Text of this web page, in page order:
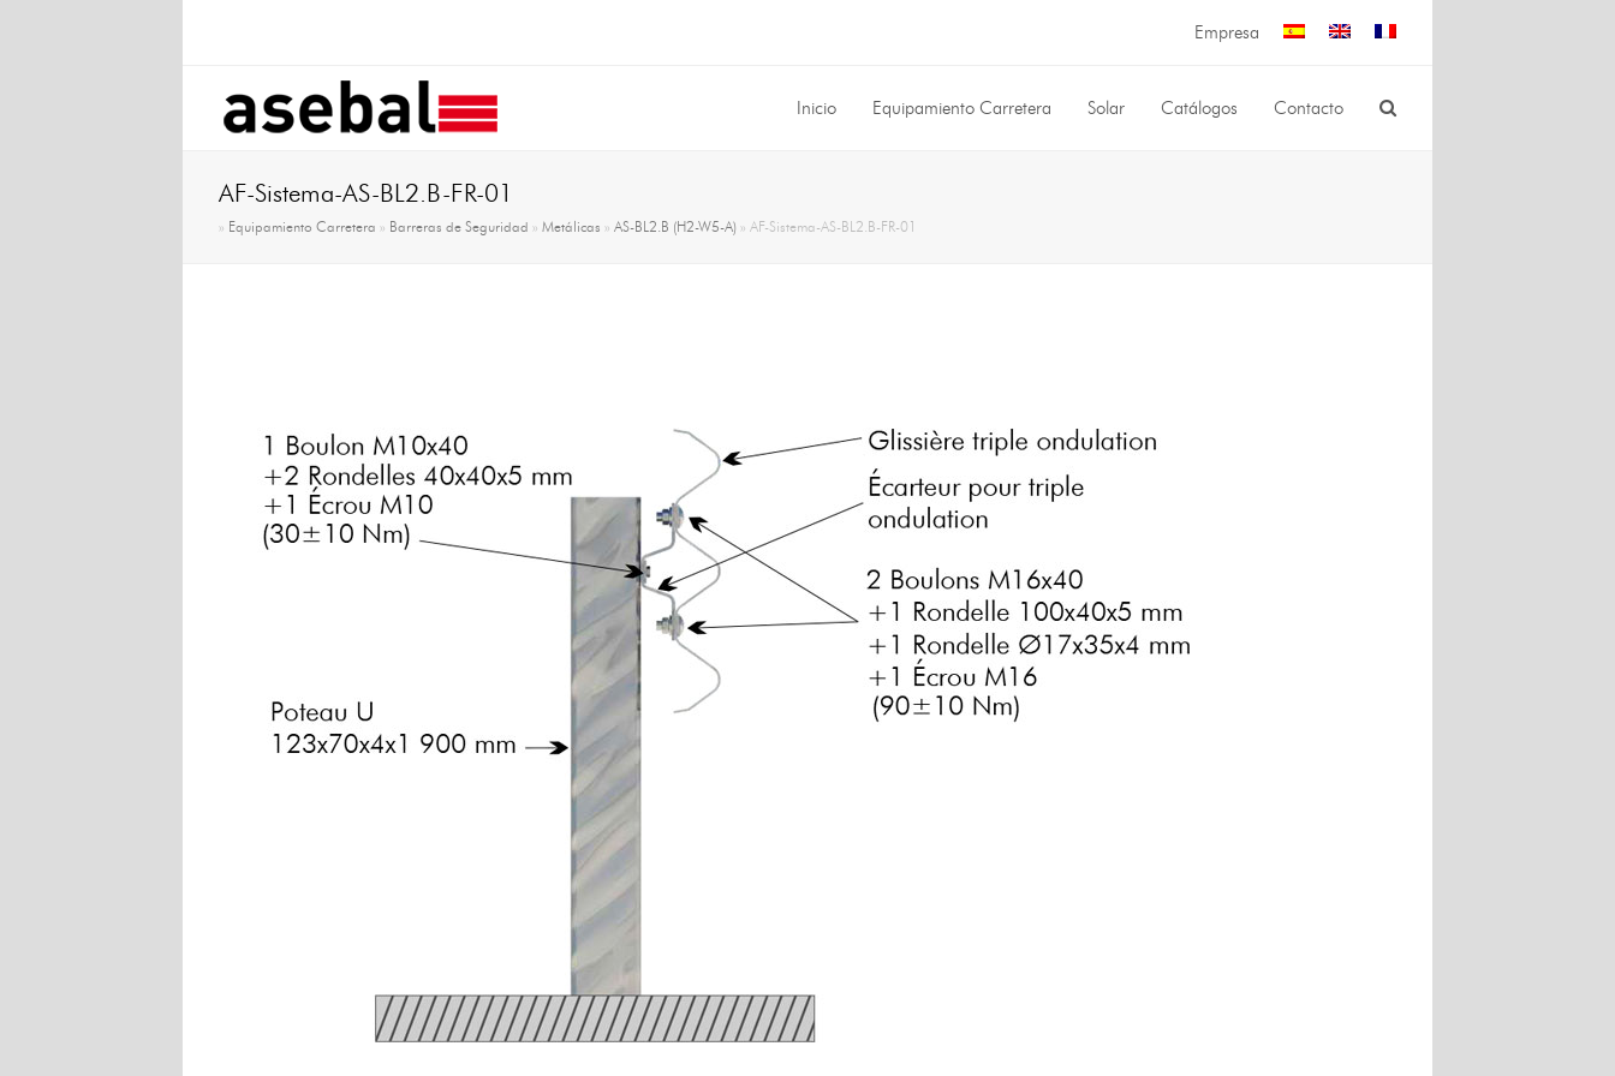
Empresa
Inicio Equipamiento Carretera Solar Catálogos Contacto
AF-Sistema-AS-BL2.B-FR-01
» Equipamiento Carretera » Barreras de Seguridad » Metálicas » AS-BL2.B (H2-W5-A) » AF-Sistema-AS-BL2.B-FR-01